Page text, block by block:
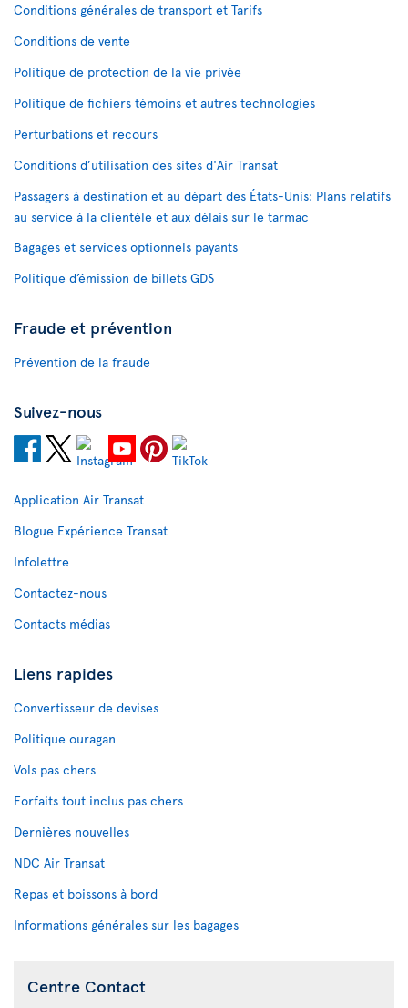
Conditions générales de transport et Tarifs
Conditions de vente
Politique de protection de la vie privée
Politique de fichiers témoins et autres technologies
Perturbations et recours
Conditions d’utilisation des sites d'Air Transat
Passagers à destination et au départ des États-Unis: Plans relatifs
au service à la clientèle et aux délais sur le tarmac
Bagages et services optionnels payants
Politique d’émission de billets GDS
Fraude et prévention
Prévention de la fraude
Suivez-nous
Application Air Transat
Blogue Expérience Transat
Infolettre
Contactez-nous
Contacts médias
Liens rapides
Convertisseur de devises
Politique ouragan
Vols pas chers
Forfaits tout inclus pas chers
Dernières nouvelles
NDC Air Transat
Repas et boissons à bord
Informations générales sur les bagages
Centre Contact